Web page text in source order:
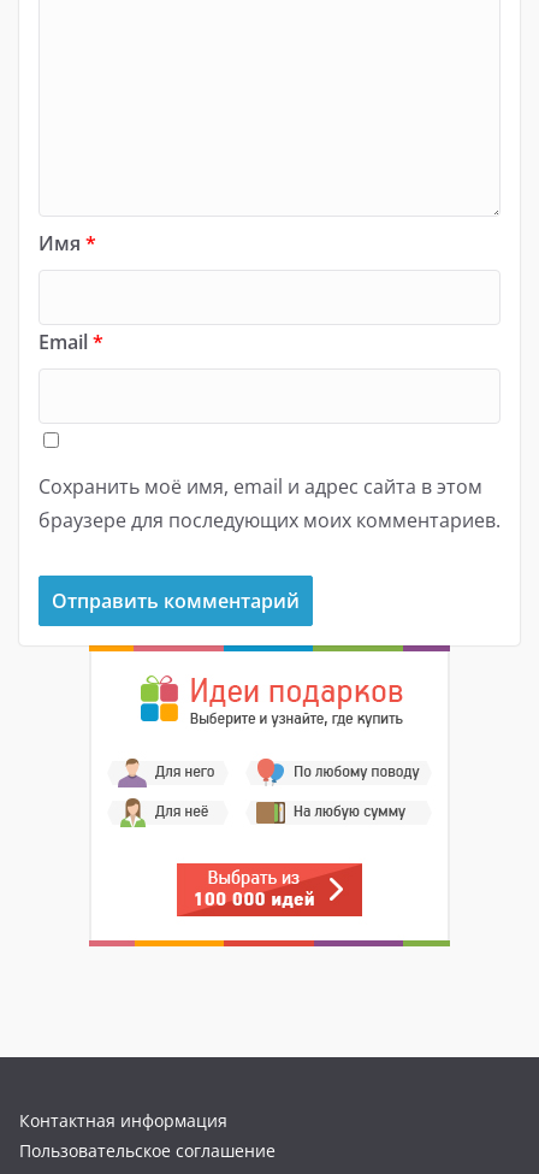
Имя *
Email*
Сохранить моё имя, email и адрес сайта в этом
браузере для последующих моих комментариев.
Контактная информация
Пользовательское соглашение